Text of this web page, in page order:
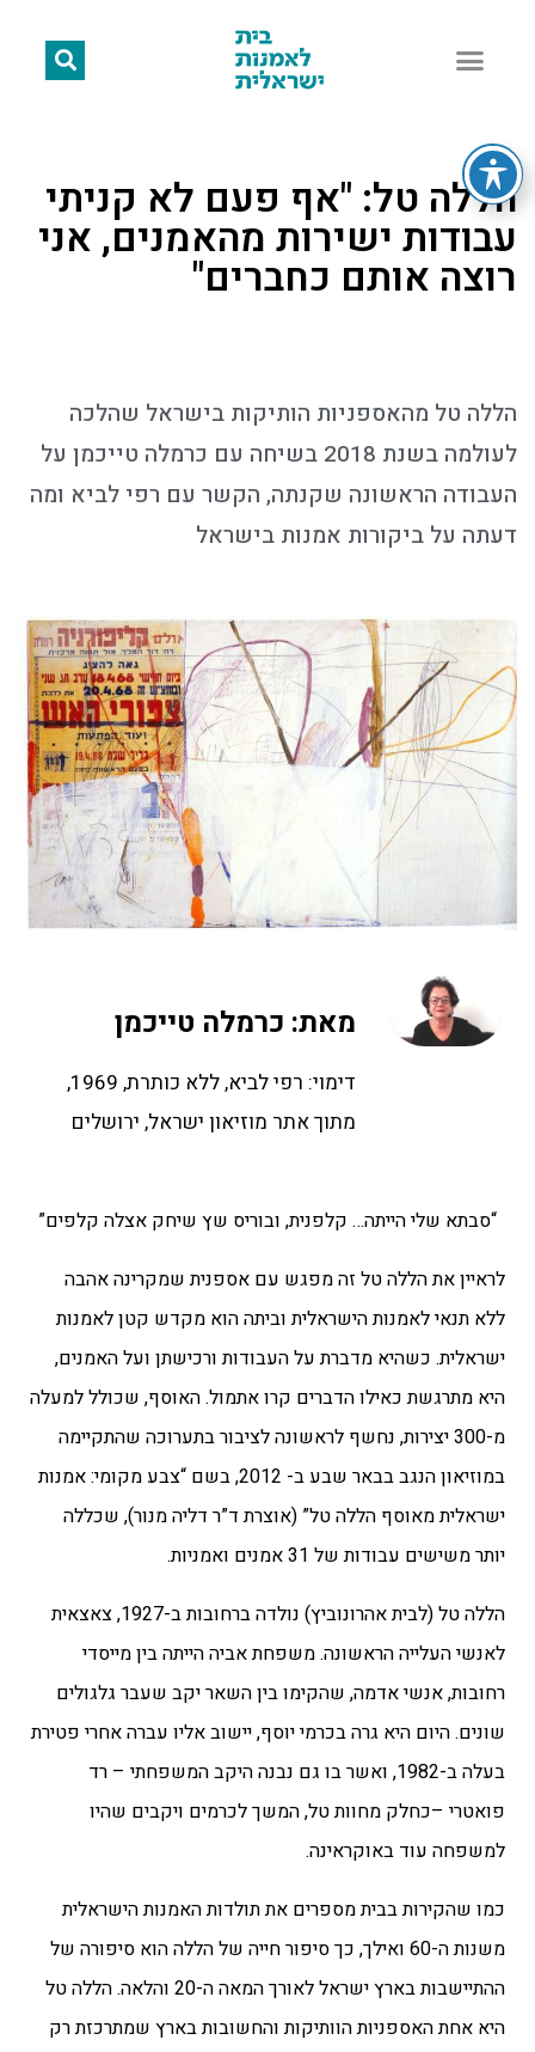
הללה טל: "אף פעם לא קניתי
עבודות ישירות מהאמנים, אני
רוצה אותם כחברים"
הללה טל מהאספניות הותיקות בישראל שהלכה
לעולמה בשנת 2018 בשיחה עם כרמלה טייכמן על
העבודה הראשונה שקנתה, הקשר עם רפי לביא ומה
דעתה על ביקורות אמנות בישראל
מאת: כרמלה טייכמן
דימוי: רפי לביא, ללא כותרת, 1969,
מתוך אתר מוזיאון ישראל, ירושלים
“סבתא שלי הייתה… קלפנית, ובוריס שץ שיחק אצלה קלפים”
לראיין את הללה טל זה מפגש עם אספנית שמקרינה אהבה
ללא תנאי לאמנות הישראלית וביתה הוא מקדש קטן לאמנות
ישראלית. כשהיא מדברת על העבודות ורכישתן ועל האמנים,
היא מתרגשת כאילו הדברים קרו אתמול. האוסף, שכולל למעלה
מ-300 יצירות, נחשף לראשונה לציבור בתערוכה שהתקיימה
במוזיאון הנגב בבאר שבע ב- 2012, בשם “צבע מקומי: אמנות
ישראלית מאוסף הללה טל” (אוצרת ד”ר דליה מנור), שכללה
יותר משישים עבודות של 31 אמנים ואמניות.
הללה טל (לבית אהרונוביץ) נולדה ברחובות ב-1927, צאצאית
לאנשי העלייה הראשונה. משפחת אביה הייתה בין מייסדי
רחובות, אנשי אדמה, שהקימו בין השאר יקב שעבר גלגולים
שונים. היום היא גרה בכרמי יוסף, יישוב אליו עברה אחרי פטירת
בעלה ב-1982, ואשר בו גם נבנה היקב המשפחתי – רד
פואטרי –כחלק מחוות טל, המשך לכרמים ויקבים שהיו
למשפחה עוד באוקראינה.
כמו שהקירות בבית מספרים את תולדות האמנות הישראלית
משנות ה-60 ואילך, כך סיפור חייה של הללה הוא סיפורה של
ההתיישבות בארץ ישראל לאורך המאה ה-20 והלאה.
הללה טל
היא אחת האספניות הוותיקות והחשובות בארץ שמתרכזת רק